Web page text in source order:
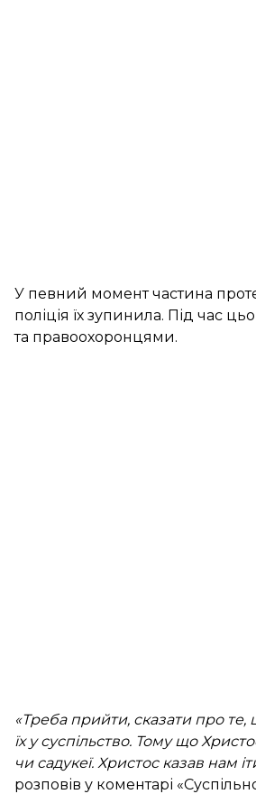
У певний момент частина
поліція їх зупинила. Під час
та правоохоронцями.
«Треба прийти, сказати про
їх у суспільство. Тому що
чи садукеї. Христос казав нам
розповів у коментарі